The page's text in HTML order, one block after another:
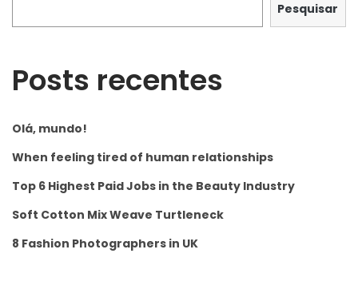
o
e
Pesquisar
Posts recentes
Olá, mundo!
When feeling tired of human relationships
Top 6 Highest Paid Jobs in the Beauty Industry
Soft Cotton Mix Weave Turtleneck
8 Fashion Photographers in UK